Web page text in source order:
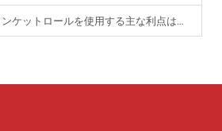
ットロールを使用する主な利点は何ですか？